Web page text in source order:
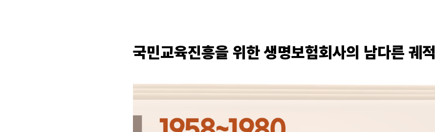
국민교육진흥을 위한 생명보험회사의 남다른 궤적